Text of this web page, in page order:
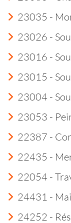
23035 -
23026 -
23016 -
23015 -
23004 -
23053 -
22387 -
22435 -
22054 -
24431 -
24252 -